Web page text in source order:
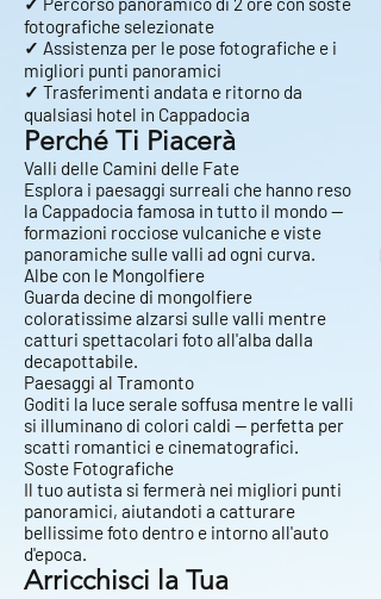
fotografiche selezionate
✓ Assistenza per le pose fotografiche e i
migliori punti panoramici
✓ Trasferimenti andata e ritorno da
qualsiasi hotel in Cappadocia
Perché Ti Piacerà
Valli delle Camini delle Fate
Esplora i paesaggi surreali che hanno reso
la Cappadocia famosa in tutto il mondo —
formazioni rocciose vulcaniche e viste
panoramiche sulle valli ad ogni curva.
Albe con le Mongolfiere
Guarda decine di mongolfiere
coloratissime alzarsi sulle valli mentre
catturi spettacolari foto all'alba dalla
decapottabile.
Paesaggi al Tramonto
Goditi la luce serale soffusa mentre le valli
si illuminano di colori caldi — perfetta per
scatti romantici e cinematografici.
Soste Fotografiche
Il tuo autista si fermerà nei migliori punti
panoramici, aiutandoti a catturare
bellissime foto dentro e intorno all'auto
d'epoca.
Arricchisci la Tua